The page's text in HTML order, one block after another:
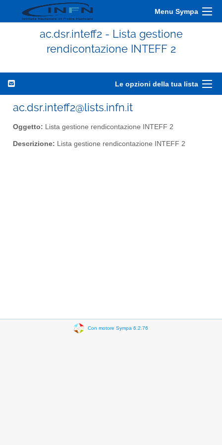
Menu Sympa
ac.dsr.inteff2 - Lista gestione
rendicontazione INTEFF 2
Le opzioni della tua lista
ac.dsr.inteff2@lists.infn.it
Oggetto: Lista gestione rendicontazione INTEFF 2
Descrizione: Lista gestione rendicontazione INTEFF 2
Con motore Sympa 6.2.76